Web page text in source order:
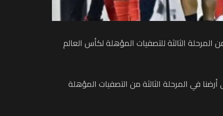
المرحلة الثالثة للتصفيات المؤهلة لكأس العالم
في المرحلة الثالثة من التصفيات المؤهلة